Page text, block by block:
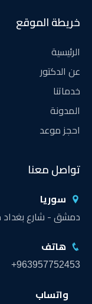
خريطة الموقع
الرئيسية
عن الدكتور
خدماتنا
المدونة
احجز موعد
تواصل معنا
سوريا
دمشق - شارع بغداد
هاتف
+963957752453
واتساب